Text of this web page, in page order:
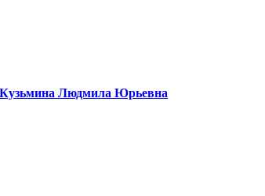
Кузьмина Людмила Юрьевна